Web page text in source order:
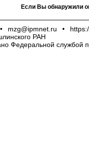
Если Вы обнаружили
• mzg@ipmnet.ru •
РАН
Федеральной службой